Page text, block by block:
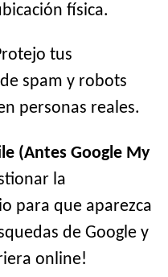
física.
tus
spam y robots
personas reales.
(Antes Google My
la
para que aparezca
de Google y
online!